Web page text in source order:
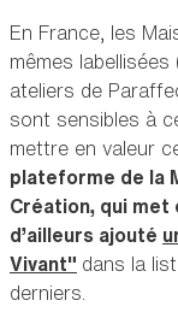
En France, les
mêmes
ateliers de
sont sensibles à
mettre en valeur
plateforme de la
Création, qui
d’ailleurs ajouté
Vivant" dans la
derniers.